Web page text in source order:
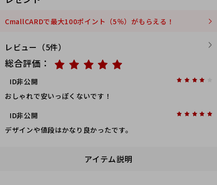
CmallCARDで最大100ポイント（5％）がもらえる！
レビュー（5件）
総合評価：
ID非公開
おしゃれで安いっぽくないです！
ID非公開
デザインや値段はかなり良かったです。
アイテム説明